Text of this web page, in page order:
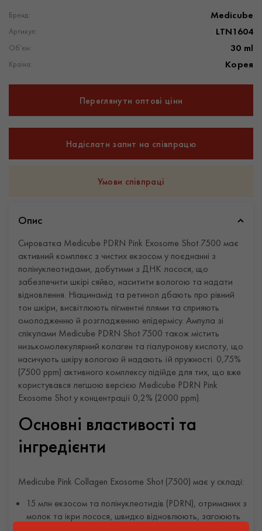
Бренд: Medicube
Артикул: LTN1604
Об'єм: 30 ml
Країна: Корея
Переглянути оптові ціни
Надіслати запит на співпрацю
Умови співпраці
Опис
Сироватка Medicube PDRN Pink Exosome Shot 7500 має
активний комплекс з чистих екзосом у поєднанні з
полінуклеотидами, добутими з ДНК лосося, що
забезпечити шкірі сяйво, наситити вологою та надати
відновлення. Ніацинамід та ретинол дбають про рівний
тон шкіри, висвітлюють пігментні плями та сприяють
омолодженню й розгладженню епідермісу. Ампула зі
спікулами Medicube PDRN Shot 7500 також містить
низькомолекулярний колаген та гіалуронову кислоту, що
насичують шкіру вологою й надають їй пружності. 0,75%
(7500 ppm) активного комплексу підійде для тих, що вже
користувався легшою версією Medicube PDRN Pink
Exosome Shot у концентрації 0,2% (2000 ppm).
Основні властивості та
інгредієнти
Medicube Pink Collagen Exosome Shot (7500) має у складі:
15 млн екзосом та полінуклеотидів (PDRN), отриманих з
молок та ікри лосося, швидко відновлюють, загоюють